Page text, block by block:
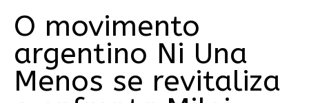
O movimento
argentino Ni Una
Menos se revitaliza